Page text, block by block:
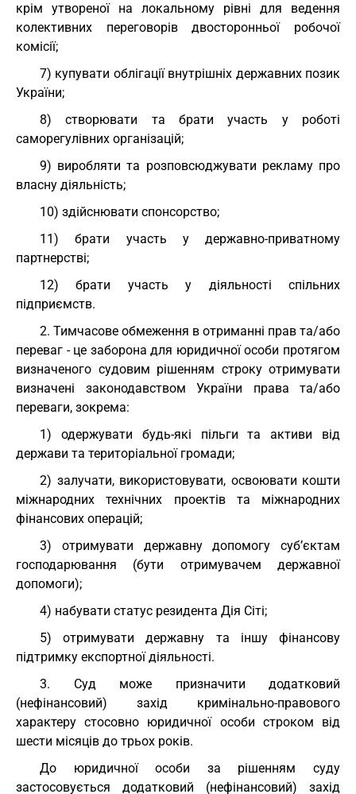
крім утвореної на локальному рівні для ведення
колективних переговорів двосторонньої робочої
комісії;
7) купувати облігації внутрішніх державних позик
України;
8) створювати та брати участь у роботі
саморегулівних організацій;
9) виробляти та розповсюджувати рекламу про
власну діяльність;
10) здійснювати спонсорство;
11) брати участь у державно-приватному
партнерстві;
12) брати участь у діяльності спільних
підприємств.
2. Тимчасове обмеження в отриманні прав та/або
переваг - це заборона для юридичної особи протягом
визначеного судовим рішенням строку отримувати
визначені законодавством України права та/або
переваги, зокрема:
1) одержувати будь-які пільги та активи від
держави та територіальної громади;
2) залучати, використовувати, освоювати кошти
міжнародних технічних проектів та міжнародних
фінансових операцій;
3) отримувати державну допомогу суб’єктам
господарювання (бути отримувачем державної
допомоги);
4) набувати статус резидента Дія Сіті;
5) отримувати державну та іншу фінансову
підтримку експортної діяльності.
3. Суд може призначити додатковий
(нефінансовий) захід кримінально-правового
характеру стосовно юридичної особи строком від
шести місяців до трьох років.
До юридичної особи за рішенням суду
застосовується додатковий (нефінансовий) захід